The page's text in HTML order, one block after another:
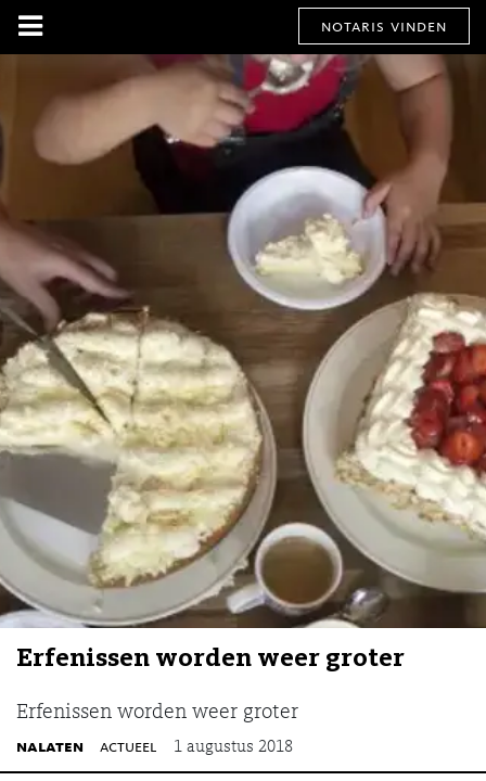
notaris vinden
Erfenissen worden weer groter
Erfenissen worden weer groter
nalaten actueel 1 augustus 2018